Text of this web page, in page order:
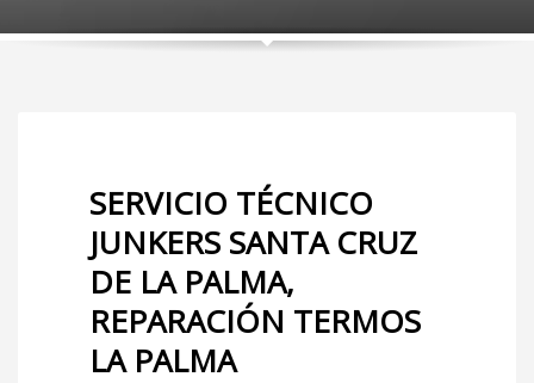
SERVICIO TÉCNICO
JUNKERS SANTA CRUZ
DE LA PALMA,
REPARACIÓN TERMOS
LA PALMA